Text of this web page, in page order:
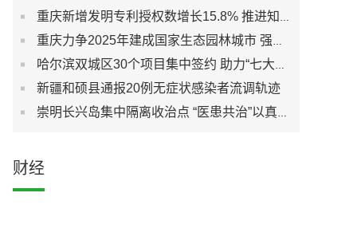
重庆新增发明专利授权数增长15.8% 推进知识产权强市建设
重庆力争2025年建成国家生态园林城市 强化城市生态宜居性
哈尔滨双城区30个项目集中签约 助力“七大都市”建设
新疆和硕县通报20例无症状感染者流调轨迹
崇明长兴岛集中隔离收治点 “医患共治”以真心换真心
财经